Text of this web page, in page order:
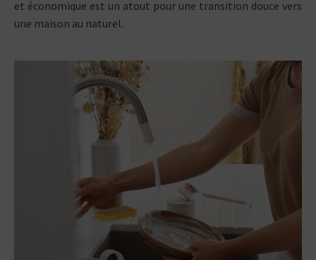
et économique est un atout pour une transition douce vers
une maison au naturel.